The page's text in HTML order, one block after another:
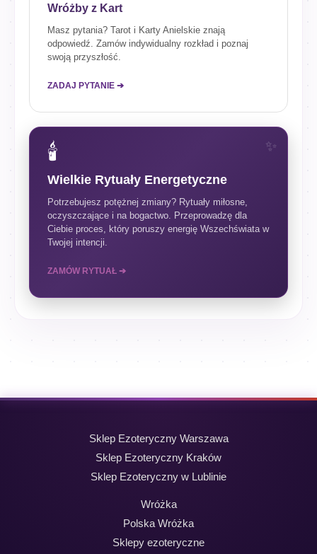
Wróżby z Kart
Masz pytania? Tarot i Karty Anielskie znają
odpowiedź. Zamów indywidualny rozkład i poznaj
swoją przyszłość.
ZADAJ PYTANIE ➔
🕯️
Wielkie Rytuały Energetyczne
Potrzebujesz potężnej zmiany? Rytuały miłosne,
oczyszczające i na bogactwo. Przeprowadzę dla
Ciebie proces, który poruszy energię Wszechświata w
Twojej intencji.
ZAMÓW RYTUAŁ ➔
Sklep Ezoteryczny Warszawa
Sklep Ezoteryczny Kraków
Sklep Ezoteryczny w Lublinie
Wróżka
Polska Wróżka
Sklepy ezoteryczne